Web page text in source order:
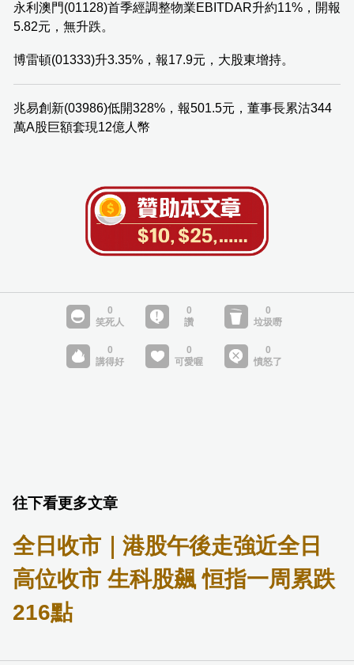
永利澳門(01128)首季經調整物業EBITDAR升約11%，開報
5.82元，無升跌。
博雷頓(01333)升3.35%，報17.9元，大股東增持。
兆易創新(03986)低開328%，報501.5元，董事長累沽344
萬A股巨額套現12億人幣
往下看更多文章
全日收市｜港股午後走強近全日
高位收市 生科股飆 恒指一周累跌
216點